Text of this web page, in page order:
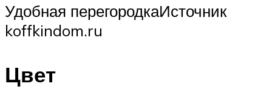
Удобная перегородкаИсточник
koffkindom.ru
Цвет